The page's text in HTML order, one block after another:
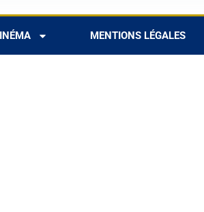
MENTIONS LÉGALES